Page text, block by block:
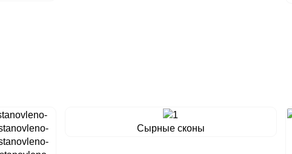
Сырные сконы